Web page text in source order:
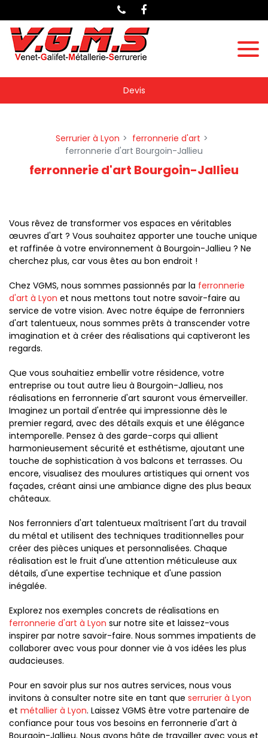
Devis
Serrurier à Lyon
ferronnerie d'art
ferronnerie d'art Bourgoin-Jallieu
ferronnerie d'art Bourgoin-Jallieu
Vous rêvez de transformer vos espaces en véritables
œuvres d'art ? Vous souhaitez apporter une touche unique
et raffinée à votre environnement à Bourgoin-Jallieu ? Ne
cherchez plus, car vous êtes au bon endroit !
Chez VGMS, nous sommes passionnés par la ferronnerie
d'art à Lyon et nous mettons tout notre savoir-faire au
service de votre vision. Avec notre équipe de ferronniers
d'art talentueux, nous sommes prêts à transcender votre
imagination et à créer des réalisations qui captiveront les
regards.
Que vous souhaitiez embellir votre résidence, votre
entreprise ou tout autre lieu à Bourgoin-Jallieu, nos
réalisations en ferronnerie d'art sauront vous émerveiller.
Imaginez un portail d'entrée qui impressionne dès le
premier regard, avec des détails exquis et une élégance
intemporelle. Pensez à des garde-corps qui allient
harmonieusement sécurité et esthétisme, ajoutant une
touche de sophistication à vos balcons et terrasses. Ou
encore, visualisez des moulures artistiques qui ornent vos
façades, créant ainsi une ambiance digne des plus beaux
châteaux.
Nos ferronniers d'art talentueux maîtrisent l'art du travail
du métal et utilisent des techniques traditionnelles pour
créer des pièces uniques et personnalisées. Chaque
réalisation est le fruit d'une attention méticuleuse aux
détails, d'une expertise technique et d'une passion
inégalée.
Explorez nos exemples concrets de réalisations en
ferronnerie d'art à Lyon sur notre site et laissez-vous
inspirer par notre savoir-faire. Nous sommes impatients de
collaborer avec vous pour donner vie à vos idées les plus
audacieuses.
Pour en savoir plus sur nos autres services, nous vous
invitons à consulter notre site en tant que serrurier à Lyon
et métallier à Lyon. Laissez VGMS être votre partenaire de
confiance pour tous vos besoins en ferronnerie d'art à
Bourgoin-Jallieu. Nous avons hâte de travailler avec vous et
Panneau de gestion des cookies